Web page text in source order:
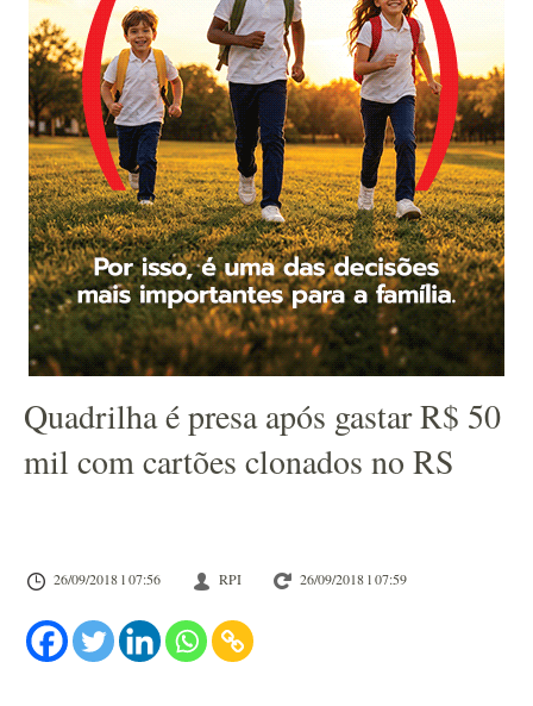
Quadrilha é presa após gastar R$ 50
mil com cartões clonados no RS
26/09/2018 l 07:56 RPI 26/09/2018 l 07:59